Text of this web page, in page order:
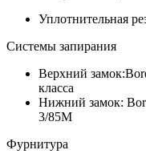
Уплотнительная
Системы запирания
Верхний
класса
Нижний замок:
3/85М
Фурнитура